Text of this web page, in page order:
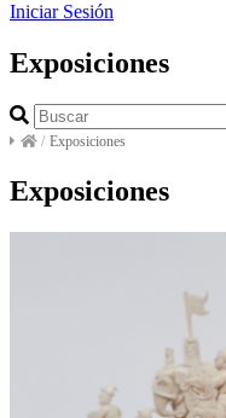
Iniciar Sesión
Exposiciones
/ Exposiciones
Exposiciones